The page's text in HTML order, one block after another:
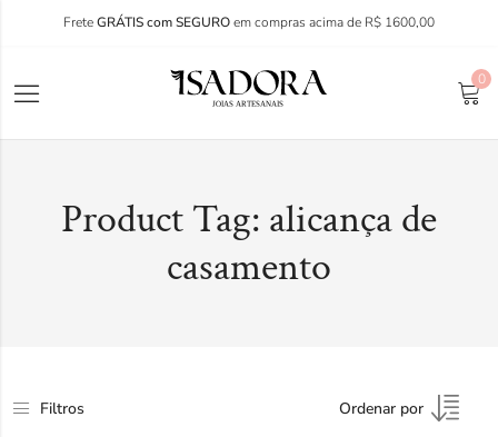
FreteGRÁTIS com SEGUROem compras acima de R$ 1600,00
0
Product Tag: alicança de
casamento
Filtros Ordenar por